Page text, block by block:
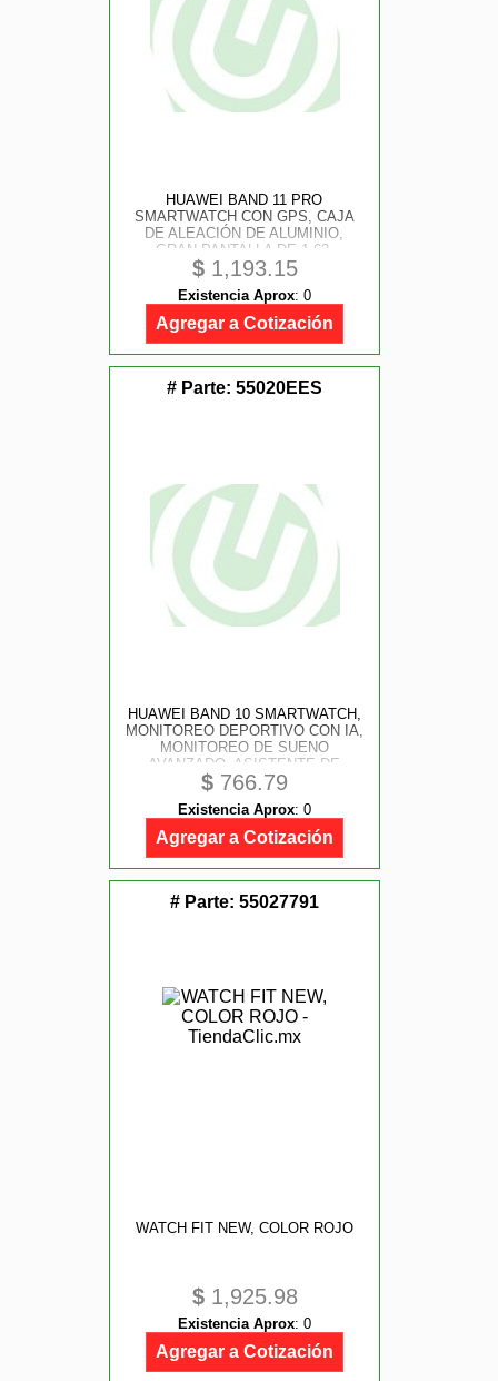
HUAWEI BAND 11 PRO
SMARTWATCH CON GPS, CAJA
DE ALEACIÓN DE ALUMINIO,
GRAN PANTALLA DE 1.62,
FRECUENCIA CARDÍACA Y SPO
AND #8322;, NUEVO MONITOREO
DE SUEÑO, BIENESTAR
EMOCIONAL, ANDROID AND IOS,
COLOR NEGRO
$1,193.15
Existencia Aprox: 0
Agregar a Cotización
# Parte: 55020EES
HUAWEI BAND 10 SMARTWATCH,
MONITOREO DEPORTIVO CON IA,
MONITOREO DE SUENO
AVANZADO, ASISTENTE DE
BIENESTAR EMOCIONAL, CARGA
RAPIDA, COMPATIBLE CON IOS Y
ANDROID, COLOR NEGRO
$ 766.79
Existencia Aprox: 0
Agregar a Cotización
# Parte: 55027791
WATCH FIT NEW, COLOR ROJO
$1,925.98
Existencia Aprox: 0
Agregar a Cotización